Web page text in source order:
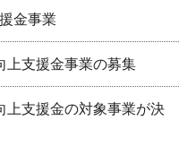
金事業
上支援金事業の募集
上支援金の対象事業が決